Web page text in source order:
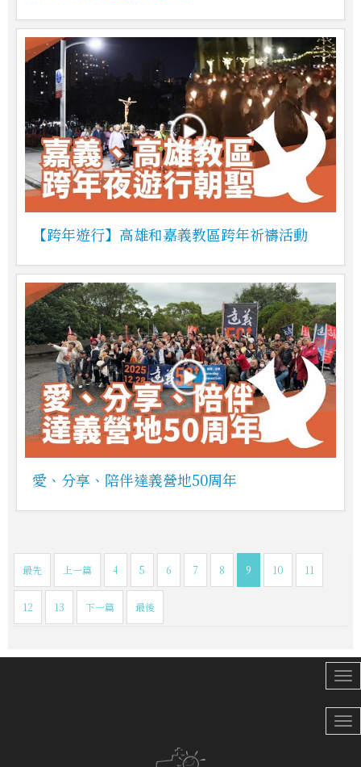
【跨年遊行】高雄和嘉義教區跨年祈禱活動
愛、分享、陪伴達義營地50周年
最先 上一篇 4 5 6 7 8 9 10 11
12 13 下一篇 最後